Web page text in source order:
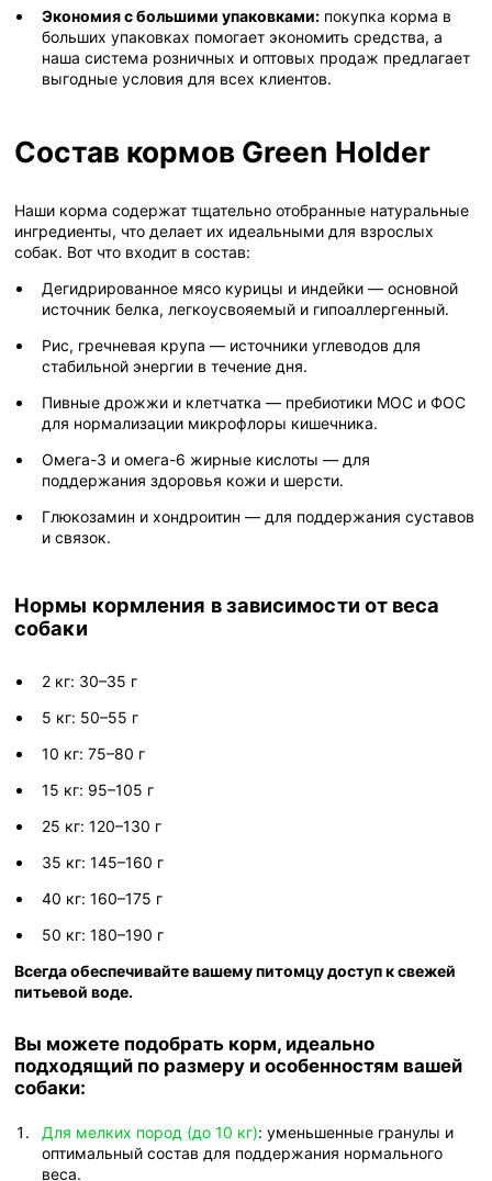
Экономия с большими упаковками:покупка корма в
больших упаковках помогает экономить средства, а
наша система розничных и оптовых продаж предлагает
выгодные условия для всех клиентов.
Состав кормов Green Holder
Наши корма содержат тщательно отобранные натуральные
ингредиенты, что делает их идеальными для взрослых
собак. Вот что входит в состав:
Дегидрированное мясо курицы и индейки — основной
источник белка, легкоусвояемый и гипоаллергенный.
Рис, гречневая крупа — источники углеводов для
стабильной энергии в течение дня.
Пивные дрожжи и клетчатка — пребиотики МОС и ФОС
для нормализации микрофлоры кишечника.
Омега-3 и омега-6 жирные кислоты — для
поддержания здоровья кожи и шерсти.
Глюкозамин и хондроитин — для поддержания суставов
и связок.
Нормы кормления в зависимости от веса
собаки
2 кг: 30–35 г
5 кг: 50–55 г
10 кг: 75–80 г
15 кг: 95–105 г
25 кг: 120–130 г
35 кг: 145–160 г
40 кг: 160–175 г
50 кг: 180–190 г
Всегда обеспечивайте вашему питомцу доступ к свежей
питьевой воде.
Вы можете подобрать корм, идеально
подходящий по размеру и особенностям вашей
собаки:
Для мелких пород (до 10 кг): уменьшенные гранулы и
оптимальный состав для поддержания нормального
веса.